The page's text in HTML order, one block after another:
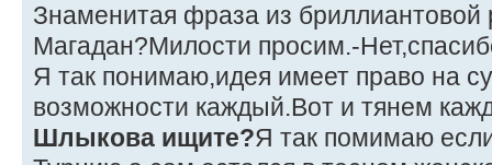
Знаменитая фраза из бриллиантовой
Магадан?Милости просим.-
Я так понимаю,идея имеет право на
возможности каждый.Вот и тянем
Шлыкова ищите?Я так помимаю